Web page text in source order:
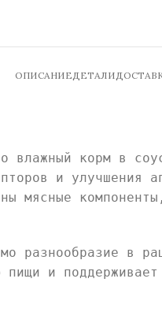
ОПИСАНИЕ ДЕТАЛИ
корм в
и улучшения
мясные
разнообразие в
пищи и